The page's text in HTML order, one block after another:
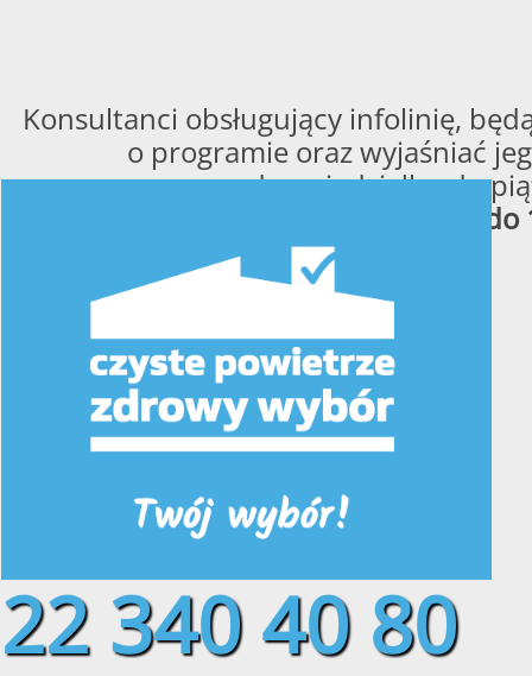
Konsultanci obsługujący infolinię,
o programie oraz wyjaśniać
od poniedziałku do
od 8:00
22 340 40 80